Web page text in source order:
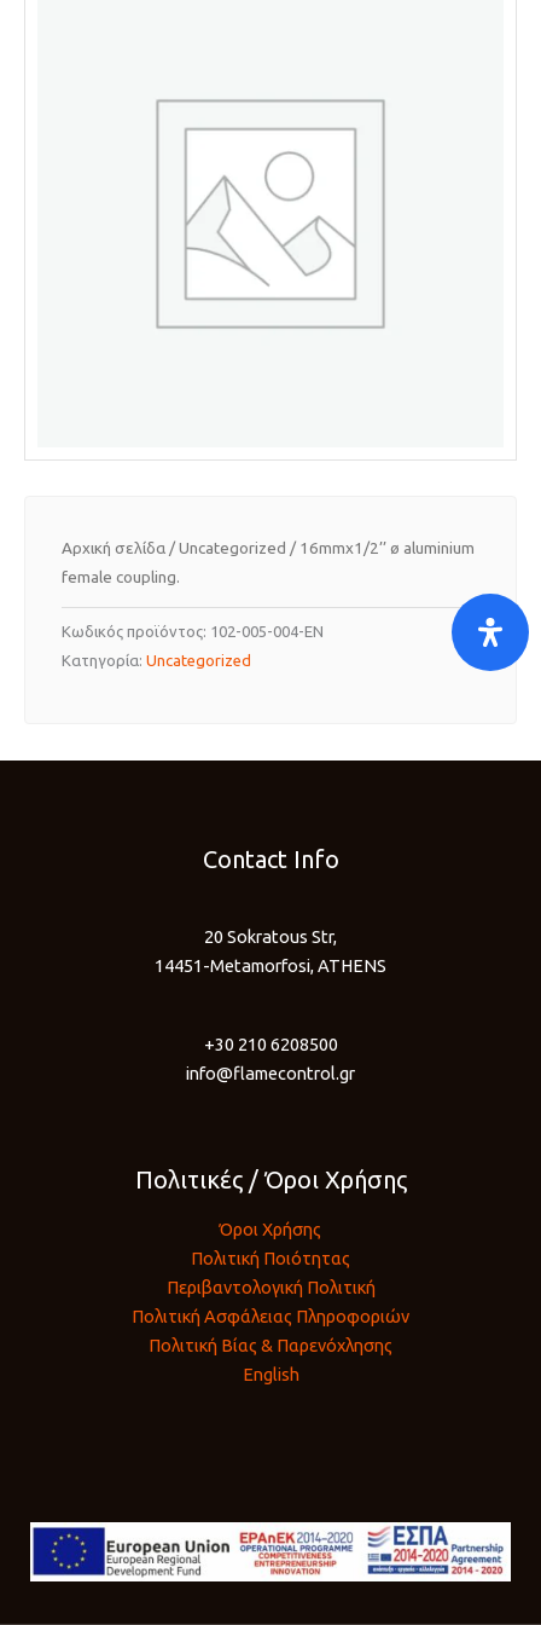
Αρχική σελίδα /Uncategorized / 16mmx1/2’’ ø aluminium
female coupling.
Κωδικός προϊόντος: 102-005-004-EN
Κατηγορία: Uncategorized
Contact Info
20 Sokratous Str,
14451-Metamorfosi, ATHENS
+30 210 6208500
info@flamecontrol.gr
Πολιτικές / Όροι Χρήσης
Όροι Χρήσης
Πολιτική Ποιότητας
Περιβαντολογική Πολιτική
Πολιτική Ασφάλειας Πληροφοριών
Πολιτική Βίας & Παρενόχλησης
English